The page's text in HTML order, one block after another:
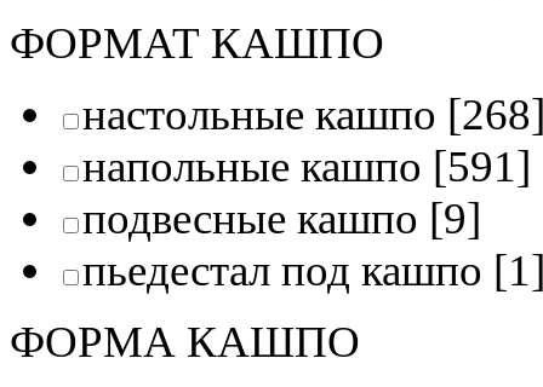
ФОРМАТ КАШПО
настольные кашпо
напольные кашпо [591]
подвесные кашпо [9]
пьедестал под кашпо
ФОРМА КАШПО